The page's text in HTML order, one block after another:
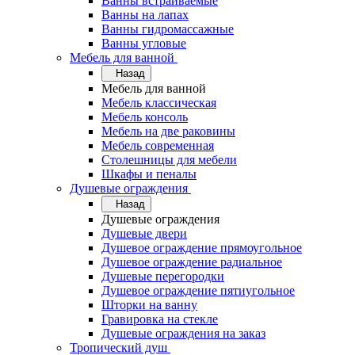
Ванны на лапах
Ванны гидромассажные
Ванны угловые
Мебель для ванной
Назад
Мебель для ванной
Мебель классическая
Мебель консоль
Мебель на две раковины
Мебель современная
Столешницы для мебели
Шкафы и пеналы
Душевые ограждения
Назад
Душевые ограждения
Душевые двери
Душевое ограждение прямоугольное
Душевое ограждение радиальное
Душевые перегородки
Душевое ограждение пятиугольное
Шторки на ванну
Гравировка на стекле
Душевые ограждения на заказ
Тропический душ